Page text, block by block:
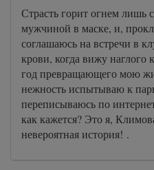
Страсть горит огнем
мужчиной в маске, и,
соглашаюсь на встречи в
крови, когда вижу наглого
год превращающего мою
нежность испытываю к
переписываюсь по
как кажется? Это я,
невероятная история! .